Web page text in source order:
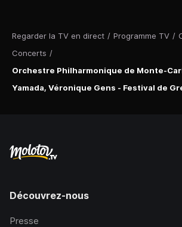
Regarder la TV en direct / Programme TV /
Concerts /
Orchestre Philharmonique de Monte-
Yamada, Véronique Gens - Festival de
Découvrez-nous
Presse